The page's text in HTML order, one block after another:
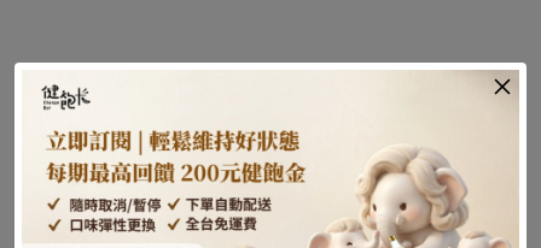
尚未發布文章或內容